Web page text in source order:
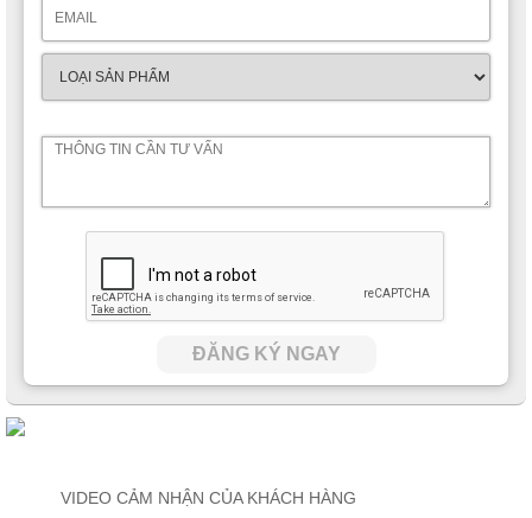
+ Tab đầu giường Tân cổ điển sang trọng nhập khẩu JVN620T
được bố trí cùng với
có cùng phong cách
ĐĂNG KÝ NGAY
VIDEO CẢM NHẬN CỦA KHÁCH HÀNG